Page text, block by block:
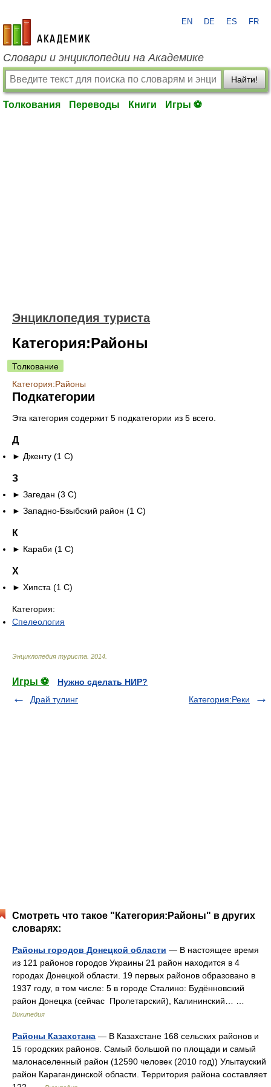
academic.ru
EN DE ES FR
Словари и энциклопедии на Академике
Найти!
Толкования Переводы Книги Игры ⚽
Энциклопедия туриста
Категория:Районы
Толкование
Категория:Районы
Подкатегории
Эта категория содержит 5 подкатегории из 5 всего.
Д
► Дженту‎ (1 С)
З
► Загедан‎ (3 С)
► Западно-Бзыбский район‎ (1 С)
К
► Караби‎ (1 С)
Х
► Хипста‎ (1 С)
Категория:
Спелеология
Энциклопедия туриста 2014
Игры ⚽
Нужно сделать НИР?
Драй тулинг
Категория:Реки
Смотреть что такое "Категория:Районы" в других
словарях:
Районы городов Донецкой области — В настоящее время
из 121 районов городов Украины 21 район находится в 4
городах Донецкой области. 19 первых районов образовано в
1937 году, в том числе: 5 в городе Сталино: Будённовский
район Донецка (сейчас Пролетарский), Калининский… …
Википедия
Районы Казахстана — В Казахстане 168 сельских районов и
15 городских районов. Самый большой по площади и самый
малонаселенный район (12590 человек (2010 год)) Улытауский
район Карагандинской области. Территория района составляет